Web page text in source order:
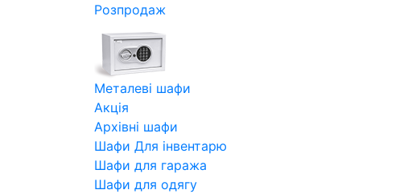
Розпродаж
Металеві шафи
Акція
Архівні шафи
Шафи Для інвентарю
Шафи для гаража
Шафи для одягу